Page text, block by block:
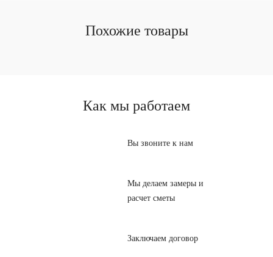
Похожие товары
Как мы работаем
Вы звоните к нам
Мы делаем замеры и
расчет сметы
Заключаем договор